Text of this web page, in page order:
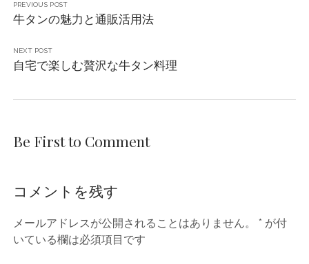
PREVIOUS POST
牛タンの魅力と通販活用法
NEXT POST
自宅で楽しむ贅沢な牛タン料理
Be First to Comment
コメントを残す
メールアドレスが公開されることはありません。 * が付
いている欄は必須項目です